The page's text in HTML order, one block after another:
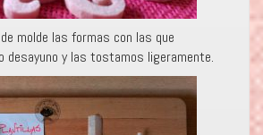
molde las formas con las que
desayuno y las tostamos ligeramente.